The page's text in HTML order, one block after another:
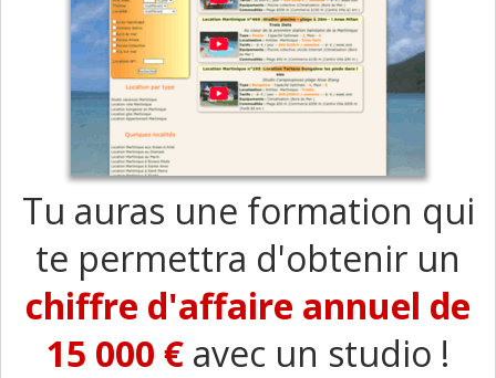
Tu auras une formation qui
te permettra d'obtenir un
chiffre d'affaire annuel de
15 000 € avec un studio !